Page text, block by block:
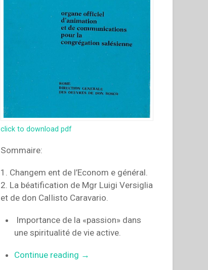
click to download pdf
Sommaire:
1. Changem ent de l’Econom e général.
2. La béatification de Mgr Luigi Versiglia
et de don CalIisto Caravario.
Importance de la «passion» dans
une spiritualité de vie active.
Continue reading “Egidio
→